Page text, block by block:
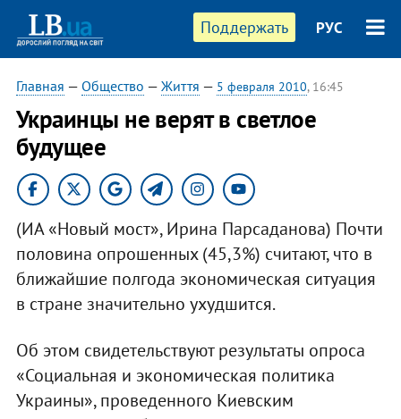
Поддержать РУС
Главная — Общество — Життя — 5 февраля 2010, 16:45
Украинцы не верят в светлое
будущее
(ИА «Новый мост», Ирина Парсаданова) Почти
половина опрошенных (45,3%) считают, что в
ближайшие полгода экономическая ситуация
в стране значительно ухудшится.
Об этом свидетельствуют результаты опроса
«Социальная и экономическая политика
Украины», проведенного Киевским